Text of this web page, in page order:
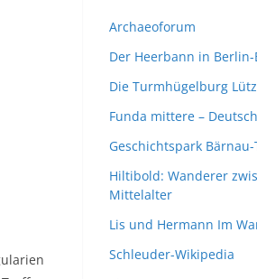
Archaeoforum
Der Heerbann in
Die Turmhügelburg
Funda mittere –
Geschichtspark Bärnau-
Hiltibold: Wanderer
Mittelalter
Lis und Hermann Im
Schleuder-Wikipedia